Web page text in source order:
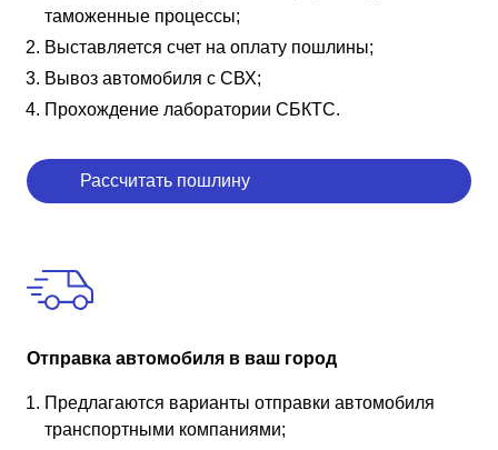
таможенные процессы;
Выставляется счет на оплату пошлины;
Вывоз автомобиля с СВХ;
Прохождение лаборатории СБКТС.
Рассчитать пошлину
Отправка автомобиля в ваш город
Предлагаются варианты отправки автомобиля
транспортными компаниями;